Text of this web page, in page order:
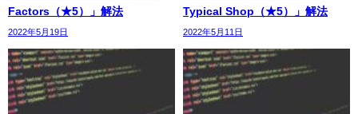
Factors（★5）」解法
2022年5月19日
Typical Shop（★5）」解法
2022年5月11日